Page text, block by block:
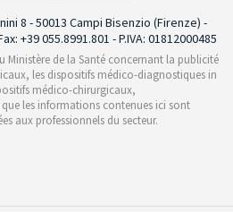
8 - 50013 Campi Bisenzio (Firenze) -
+39 055.8991.801 - P.IVA: 01812000485
Ministère de la Santé concernant la publicité
les dispositifs médico-diagnostiques in
médico-chirurgicaux,
les informations contenues ici sont
aux professionnels du secteur.